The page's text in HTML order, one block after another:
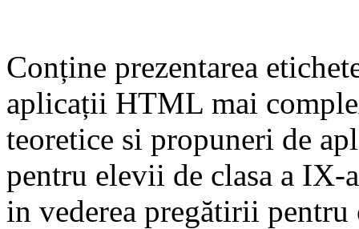
Conține prezentarea
aplicații HTML mai
teoretice si propuneri de
pentru elevii de clasa a IX-
in vederea pregătirii